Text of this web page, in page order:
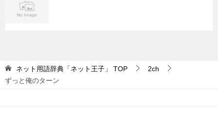
ネット用語辞典「ネット王子」 TOP
2ch
ずっと俺のターン